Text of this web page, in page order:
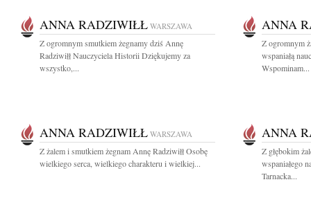
ANNA RADZIWIŁŁ WARSZAWA
Z ogromnym smutkiem żegnamy dziś Annę
Radziwiłł Nauczyciela Historii Dziękujemy za
wszystko,...
ANNA
Z ogromnym
wspaniałą
Wspominam...
ANNA RADZIWIŁŁ WARSZAWA
Z żalem i smutkiem żegnam Annę Radziwiłł Osobę
wielkiego serca, wielkiego charakteru i wielkiej...
ANNA
Z głębokim
wspaniałego
Tarnacka...